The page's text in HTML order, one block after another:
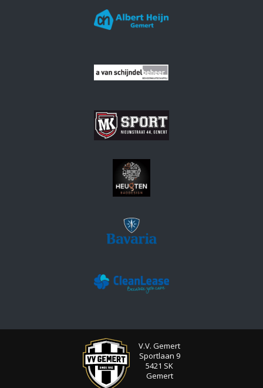
V.V. Gemert
Sportlaan 9
5421 SK
Gemert